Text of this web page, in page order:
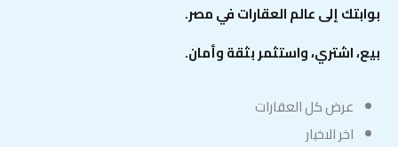
بوابتك إلى عالم العقارات في مصر.
بيع، اشتري، واستثمر بثقة وأمان.
عرض كل العقارات
اخر الاخبار